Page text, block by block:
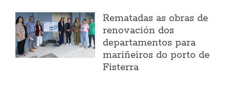
Rematadas as obras de
renovación dos
departamentos para
mariñeiros do porto de
Fisterra